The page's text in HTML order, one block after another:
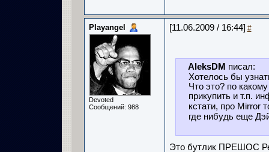
Playangel
Devoted
Сообщений: 988
[11.06.2009 / 16:44] #
AleksDM писал:
Хотелось бы
Что это? по
прикупить и т.п.
кстати, про Mirror
где нибудь еще
Это бутлик ПРЕШОС